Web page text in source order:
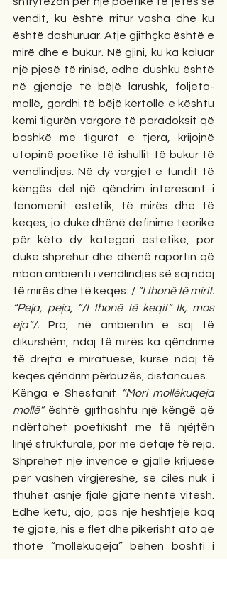
vendit, ku është rritur vasha dhe ku
është dashuruar. Atje gjithçka është e
mirë dhe e bukur. Në gjini, ku ka kaluar
një pjesë të rinisë, edhe dushku është
në gjendje të bëjë larushk, foljeta-
mollë, gardhi të bëjë kërtollë e kështu
kemi figurën vargore të paradoksit që
bashkë me figurat e tjera, krijojnë
utopinë poetike të ishullit të bukur të
vendlindjes. Në dy vargjet e fundit të
këngës del një qëndrim interesant i
fenomenit estetik, të mirës dhe të
keqes, jo duke dhënë definime teorike
për këto dy kategori estetike, por
duke shprehur dhe dhënë raportin që
mban ambienti i vendlindjes së saj ndaj
të mirës dhe të keqes: / ”I thonë të mirit.
“Peja, peja, ”/I thonë të keqit” Ik, mos
eja”/. Pra, në ambientin e saj të
dikurshëm, ndaj të mirës ka qëndrime
të drejta e miratuese, kurse ndaj të
keqes qëndrim përbuzës, distancues.
Kënga e Shestanit
“Mori mollëkuqeja
mollë” është gjithashtu një këngë që
ndërtohet poetikisht me të njëjtën
linjë strukturale, por me detaje të reja.
Shprehet një invencë e gjallë krijuese
për vashën virgjëreshë, së cilës nuk i
thuhet asnjë fjalë gjatë nëntë vitesh.
Edhe këtu, ajo, pas një heshtjeje kaq
të gjatë, nis e flet dhe pikërisht ato që
thotë “mollëkuqeja” bëhen boshti i